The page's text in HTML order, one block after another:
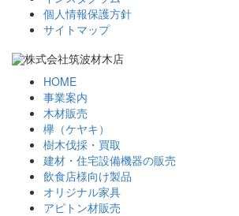
個人情報保護方針
サイトマップ
HOME
事業案内
木材販売
欅（ケヤキ）
樹木伐採・買取
建材・住宅設備機器の販売
飲食店様向け製品
オリジナル家具
アピトン材販売